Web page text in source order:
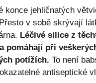
konce jehličnatých
v sobě skrývají
Léčivé silice z
pomáhají při
potížích. To není
antiseptické